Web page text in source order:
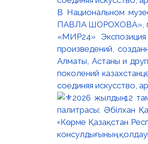
В Национальном
ПАВЛА ШОРОХОВА»,
«МИР24»
произведений,
Алматы, Астаны и
поколений
соединяя искусство,